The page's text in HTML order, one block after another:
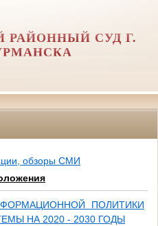
РАЙОННЫЙ СУД Г.
обзоры СМИ
ПОЛИТИКИ
НА 2020 - 2030 ГОДЫ